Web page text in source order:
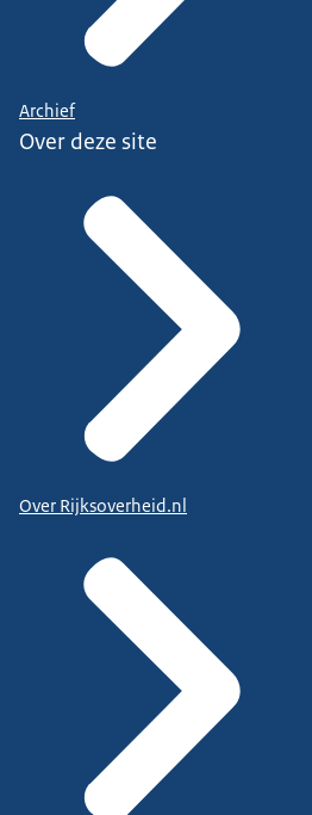
Archief
Over deze site
Over Rijksoverheid.nl